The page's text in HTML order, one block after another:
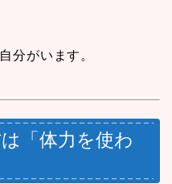
分がいます。
「体力を使わ